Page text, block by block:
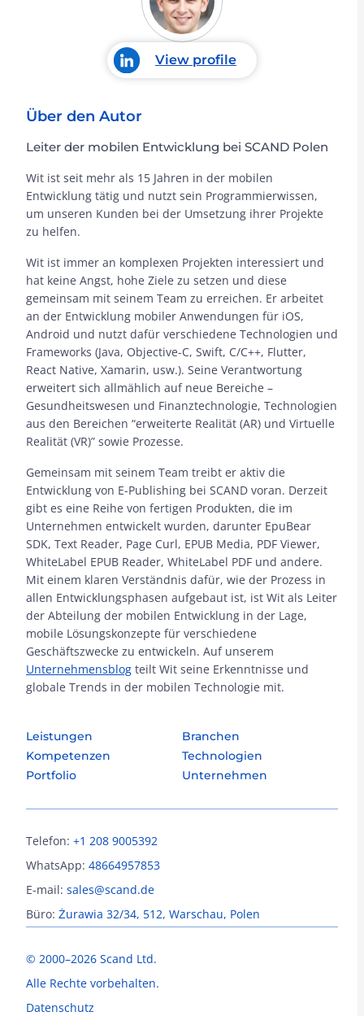
Über den Autor
Leiter der mobilen Entwicklung bei SCAND Polen
Wit ist seit mehr als 15 Jahren in der mobilen
Entwicklung tätig und nutzt sein Programmierwissen,
um unseren Kunden bei der Umsetzung ihrer Projekte
zu helfen.
Wit ist immer an komplexen Projekten interessiert und
hat keine Angst, hohe Ziele zu setzen und diese
gemeinsam mit seinem Team zu erreichen. Er arbeitet
an der Entwicklung mobiler Anwendungen für iOS,
Android und nutzt dafür verschiedene Technologien und
Frameworks (Java, Objective-C, Swift, C/C++, Flutter,
React Native, Xamarin, usw.). Seine Verantwortung
erweitert sich allmählich auf neue Bereiche –
Gesundheitswesen und Finanztechnologie, Technologien
aus den Bereichen “erweiterte Realität (AR) und Virtuelle
Realität (VR)” sowie Prozesse.
Gemeinsam mit seinem Team treibt er aktiv die
Entwicklung von E-Publishing bei SCAND voran. Derzeit
gibt es eine Reihe von fertigen Produkten, die im
Unternehmen entwickelt wurden, darunter EpuBear
SDK, Text Reader, Page Curl, EPUB Media, PDF Viewer,
WhiteLabel EPUB Reader, WhiteLabel PDF und andere.
Mit einem klaren Verständnis dafür, wie der Prozess in
allen Entwicklungsphasen aufgebaut ist, ist Wit als Leiter
der Abteilung der mobilen Entwicklung in der Lage,
mobile Lösungskonzepte für verschiedene
Geschäftszwecke zu entwickeln. Auf unserem
Unternehmensblog teilt Wit seine Erkenntnisse und
globale Trends in der mobilen Technologie mit.
View profile
Leistungen
Branchen
Kompetenzen
Technologien
Portfolio
Unternehmen
© 2000–2026 Scand Ltd.
Alle Rechte vorbehalten.
Datenschutz
Telefon: +1 208 9005392
WhatsApp: 48664957853
E-mail: sales@scand.de
Büro: Żurawia 32/34, 512, Warschau, Polen